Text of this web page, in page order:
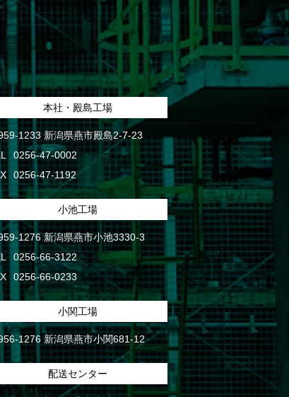
本社・殿島工場
1233 新潟県燕市殿島2-7-23
0256-47-0002
0256-47-1192
小池工場
1276 新潟県燕市小池3330-3
0256-66-3122
0256-66-0233
小関工場
1276 新潟県燕市小関681-12
配送センター